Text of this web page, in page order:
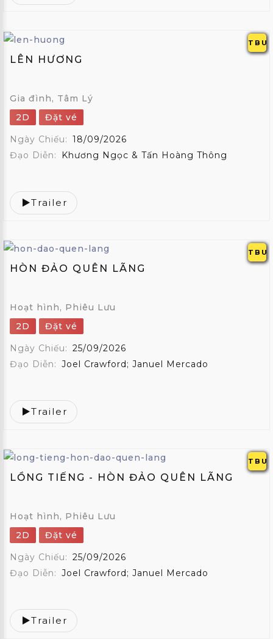
TBU
LÊN HƯƠNG
Gia đình, Tâm Lý
2D
Đặt vé
Ngày Chiếu: 18/09/2026
Đạo Diễn:
Khương Ngọc & Tấn Hoàng Thông
Trailer
TBU
HÒN ĐẢO QUÊN LÃNG
Hoạt hình, Phiêu Lưu
2D
Đặt vé
Ngày Chiếu: 25/09/2026
Đạo Diễn: Joel Crawford; Januel Mercado
Trailer
TBU
LỒNG TIẾNG - HÒN ĐẢO QUÊN LÃNG
Hoạt hình, Phiêu Lưu
2D
Đặt vé
Ngày Chiếu: 25/09/2026
Đạo Diễn: Joel Crawford; Januel Mercado
Trailer